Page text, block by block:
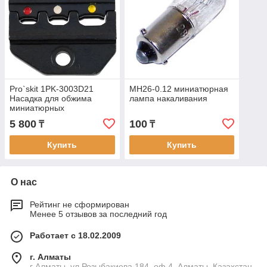
Pro`skit 1PK-3003D21
Насадка для обжима
миниатюрных
изолированных
наконечников (0,28 - 1,21
кв,мм)
5 800 ₸
Купить
МН26-0.12 миниатюрная
лампа накаливания
100₸
Купить
О нас
Рейтинг не сформирован
Менее 5 отзывов за последний год
Работает с 18.02.2009
г. Алматы